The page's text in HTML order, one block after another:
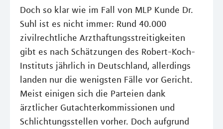
Doch so klar wie im Fall von MLP Kunde Dr.
Suhl ist es nicht immer: Rund 40.000
zivilrechtliche Arzthaftungsstreitigkeiten
gibt es nach Schätzungen des Robert-Koch-
Instituts jährlich in Deutschland, allerdings
landen nur die wenigsten Fälle vor Gericht.
Meist einigen sich die Parteien dank
ärztlicher Gutachterkommissionen und
Schlichtungsstellen vorher. Doch aufgrund